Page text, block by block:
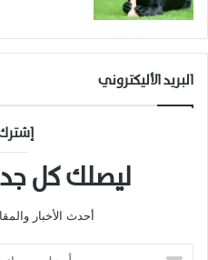
البريد الأليكتروني
إشترك
ليصلك كل
أحدث الأخبار